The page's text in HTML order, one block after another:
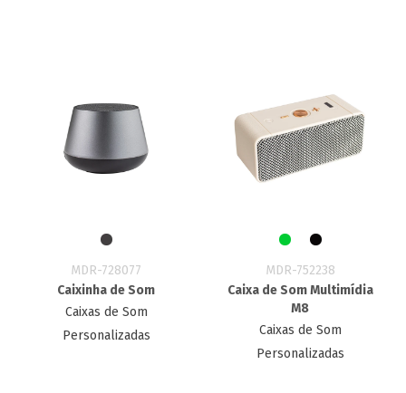
MDR-728077
Caixinha de Som
Caixas de Som
Personalizadas
MDR-752238
Caixa de Som Multimídia
M8
Caixas de Som
Personalizadas